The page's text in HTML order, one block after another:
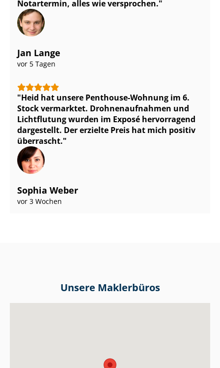
Notartermin, alles wie versprochen.
Jan Lange
vor 5 Tagen
Heid hat unsere Penthouse-Wohnung im 6.
Stock vermarktet. Droh­nen­auf­nah­men und
Lichtflutung wurden im Exposé hervorragend
dargestellt. Der erzielte Preis hat mich positiv
überrascht.
Sophia Weber
vor 3 Wochen
Unsere Maklerbüros